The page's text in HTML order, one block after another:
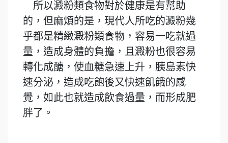
所以澱粉類食物對於健康是有幫助
的，但麻煩的是，現代人所吃的澱粉幾
乎都是精緻澱粉類食物，容易一吃就過
量，造成身體的負擔，且澱粉也很容易
轉化成醣，使血糖急速上升，胰島素快
速分泌，造成吃飽後又快速飢餓的感
覺，如此也就造成飲食過量，而形成肥
胖了。